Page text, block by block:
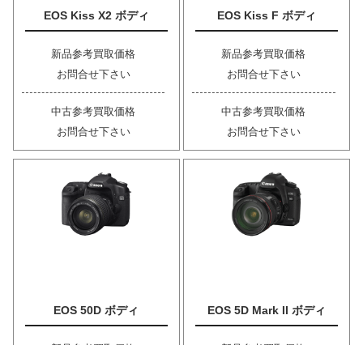
EOS Kiss X2 ボディ
新品参考買取価格
お問合せ下さい
中古参考買取価格
お問合せ下さい
EOS Kiss F ボディ
新品参考買取価格
お問合せ下さい
中古参考買取価格
お問合せ下さい
EOS 50D ボディ EOS 5D Mark II ボディ